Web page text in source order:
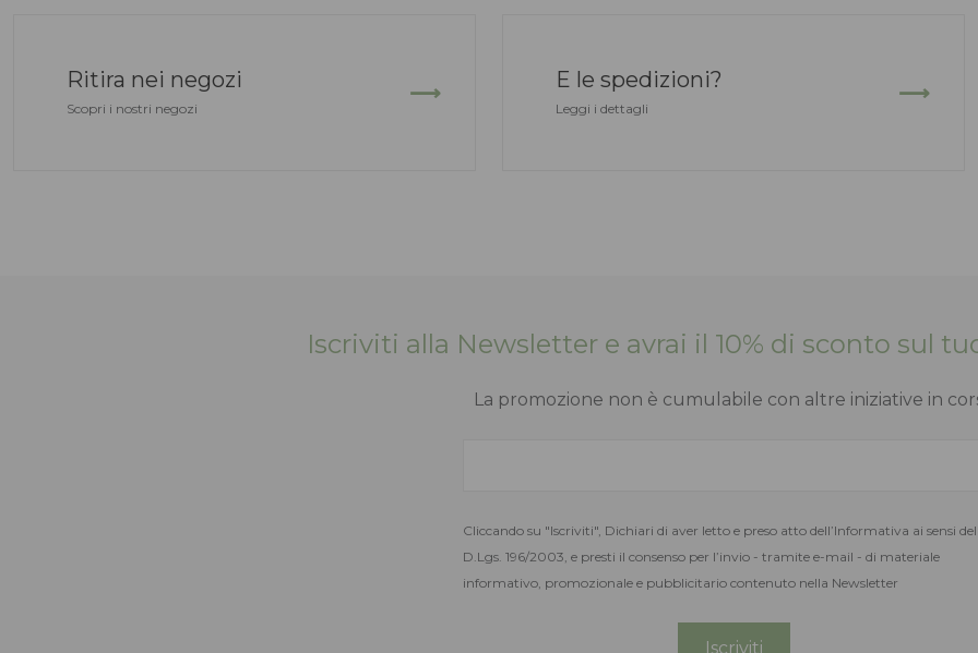
Ritira nei negozi
Scopri i nostri negozi
E le spedizioni?
Leggi i dettagli
Iscriviti alla Newsletter e avrai il 10% di sconto sul
La promozione non è cumulabile con altre iniziative in
Cliccando su "Iscriviti", Dichiari di aver letto e preso atto dell’Informativa ai sensi del
D.Lgs. 196/2003, e presti il consenso per l’invio - tramite e-mail - di materiale
informativo, promozionale e pubblicitario contenuto nella Newsletter